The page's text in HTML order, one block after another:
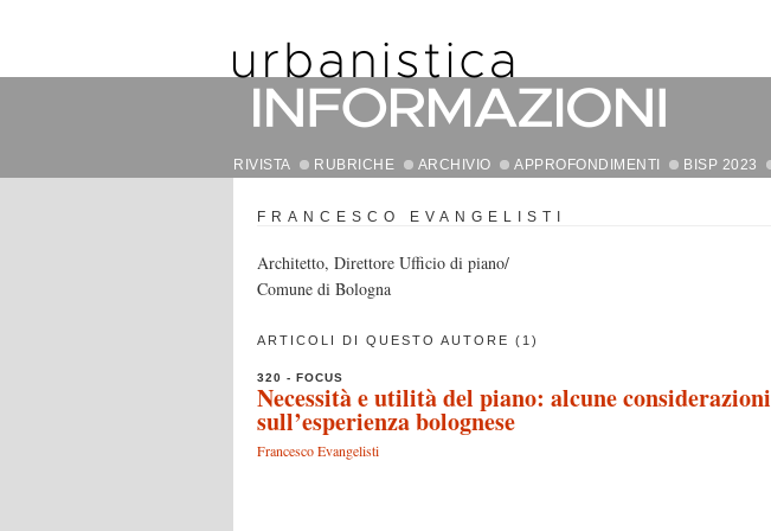
RIVISTA RUBRICHE ARCHIVIO APPROFONDIMENTI BISP 2023
FRANCESCO EVANGELISTI
Architetto, Direttore Ufficio di piano/
Comune di Bologna
ARTICOLI DI QUESTO AUTORE (1)
320 - FOCUS
Necessità e utilità del piano: alcune considerazioni
sull’esperienza bolognese
Francesco Evangelisti